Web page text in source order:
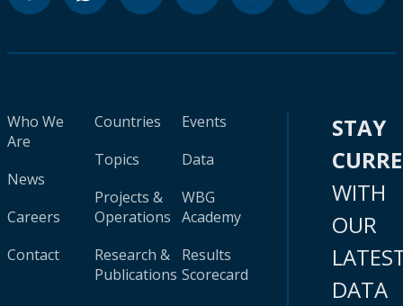
Who We
Are
News
Careers
Contact
Countries
Topics
Projects &
Operations
Research &
Publications
Events
Data
WBG
Academy
Results
Scorecard
STAY
WITH
OUR
DATA